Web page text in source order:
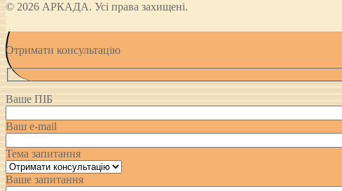
© 2026 АРКАДА. Усі права захищені.
Отримати консультацію
Ваше ПІБ
Ваш e-mail
Тема запитання
Ваше запитання